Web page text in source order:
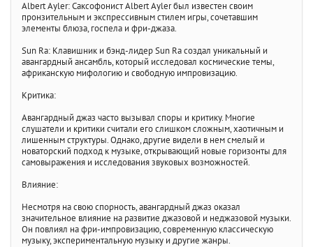
Albert Ayler: Саксофонист Albert Ayler был известен своим
пронзительным и экспрессивным стилем игры, сочетавшим
элементы блюза, госпела и фри-джаза.
Sun Ra: Клавишник и бэнд-лидер Sun Ra создал уникальный и
авангардный ансамбль, который исследовал космические темы,
африканскую мифологию и свободную импровизацию.
Критика:
Авангардный джаз часто вызывал споры и критику. Многие
слушатели и критики считали его слишком сложным, хаотичным и
лишенным структуры. Однако, другие видели в нем смелый и
новаторский подход к музыке, открывающий новые горизонты для
самовыражения и исследования звуковых возможностей.
Влияние:
Несмотря на свою спорность, авангардный джаз оказал
значительное влияние на развитие джазовой и неджазовой музыки.
Он повлиял на фри-импровизацию, современную классическую
музыку, экспериментальную музыку и другие жанры.